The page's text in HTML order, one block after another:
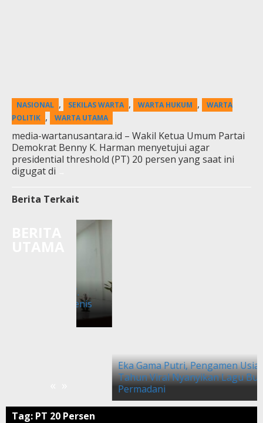
NASIONAL , SEKILAS WARTA , WARTA HUKUM ,
WARTA
POLITIK , WARTA UTAMA
media-wartanusantara.id – Wakil Ketua Umum Partai
Demokrat Benny K. Harman menyetujui agar
presidential threshold (PT) 20 persen yang saat ini
digugat di
Berita Terkait
Eka Gama Putri, Pengamen Usia 8
Tahun Viral Nyanyikan Lagu Buih Jadi
Permadani
Tag: PT 20 Persen